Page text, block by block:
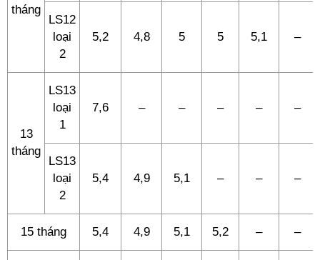
tháng
LS12
loại
2
5,2 4,8 5 5 5,1 –
13
tháng
LS13
loại
1
7,6 – – – – –
LS13
loại
2
5,4 4,9 5,1 – – –
15 tháng 5,4 4,9 5,1 5,2 – –